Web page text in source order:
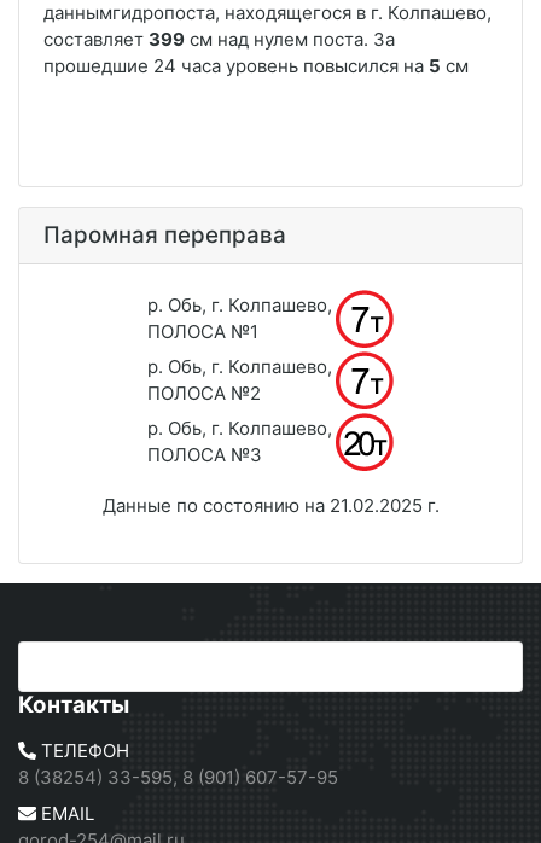
Паромная переправа
р. Обь, г. Колпашево,
ПОЛОСА №1
р. Обь, г. Колпашево,
ПОЛОСА №2
р. Обь, г. Колпашево,
ПОЛОСА №3
Данные по состоянию на 21.02.2025 г.
Контакты
ТЕЛЕФОН
8 (38254) 33-595, 8 (901) 607-57-95
EMAIL